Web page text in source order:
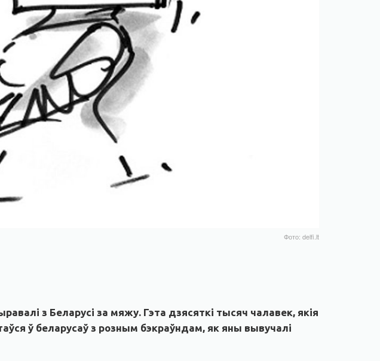
Фото: delfi.lt
з Беларусі за мяжу. Гэта дзясяткі тысяч чалавек, якія
ў беларусаў з розным бэкраўндам, як яны вывучалі